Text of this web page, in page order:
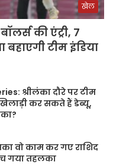
खेल
की एंट्री, 7
टीम इंडिया
श्रीलंका दौरे पर टीम
कर सकते हैं डेब्यू,
वो काम कर गए राशिद
गया तहलका